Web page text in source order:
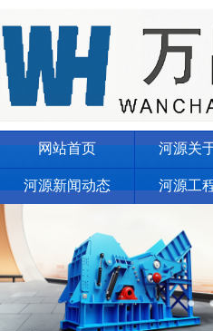
网站首页 河源关
河源新闻动态 河源工